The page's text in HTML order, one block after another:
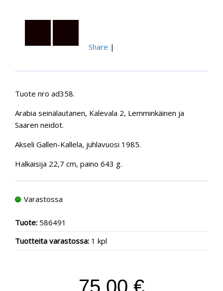
Share |
Tuote nro ad358.
Arabia seinälautanen, Kalevala 2, Lemminkäinen ja
Saaren neidot.
Akseli Gallen-Kallela, juhlavuosi 1985.
Halkaisija 22,7 cm, paino 643 g.
Varastossa
Tuote: 586491
Tuotteita varastossa: 1 kpl
75.00 €